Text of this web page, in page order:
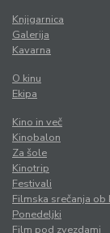
Knjigarnica
Galerija
Kavarna
O kinu
Ekipa
Kino in več
Kinobalon
Za šole
Kinotrip
Festivali
Filmska srečanja ob
Ponedeljki
Film pod zvezdami